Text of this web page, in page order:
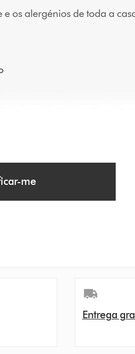
os alergénios de toda a
me
Entrega